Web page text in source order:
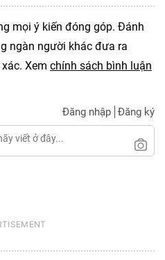
mọi ý kiến đóng góp. Đánh
ngàn người khác đưa ra
Xem chính sách bình luận
Đăng nhập Đăng ký